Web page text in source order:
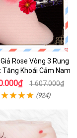
Rose Vòng 3 Rung
Tăng Khoái Cảm Nam
1.607.000₫
(924)